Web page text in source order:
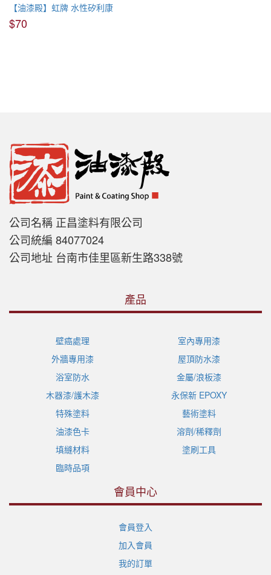
【油漆殿】虹牌 水性矽利康
$70
公司名稱 正昌塗料有限公司
公司統編 84077024
公司地址 台南市佳里區新生路338號
產品
壁癌處理
室內專用漆
外牆專用漆
屋頂防水漆
浴室防水
金屬/浪板漆
木器漆/護木漆
永保新 EPOXY
特殊塗料
藝術塗料
油漆色卡
溶劑/稀釋劑
填縫材料
塗刷工具
臨時品項
會員中心
會員登入
加入會員
我的訂單